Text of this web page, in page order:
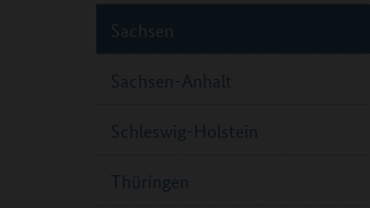
Sachsen
Sachsen-Anhalt
Schleswig-Holstein
Thüringen